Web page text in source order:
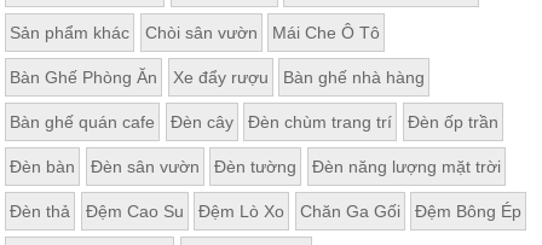
Sản phẩm khác Chòi sân vườn Mái Che Ô Tô
Bàn Ghế Phòng Ăn Xe đẩy rượu Bàn ghế nhà hàng
Bàn ghế quán cafe Đèn cây Đèn chùm trang trí Đèn ốp trần
Đèn bàn Đèn sân vườn Đèn tường Đèn năng lượng mặt trời
Đèn thả Đệm Cao Su Đệm Lò Xo Chăn Ga Gối Đệm Bông Ép